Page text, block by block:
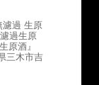
濾過 生原
過生原
原酒』
三木市吉